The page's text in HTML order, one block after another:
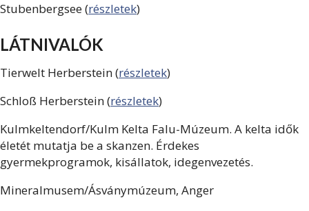
Stubenbergsee (részletek)
LÁTNIVALÓK
Tierwelt Herberstein (részletek)
Schloß Herberstein (részletek)
Kulmkeltendorf/Kulm Kelta Falu-Múzeum. A kelta idők
életét mutatja be a skanzen. Érdekes
gyermekprogramok, kisállatok, idegenvezetés.
Mineralmusem/Ásványmúzeum, Anger